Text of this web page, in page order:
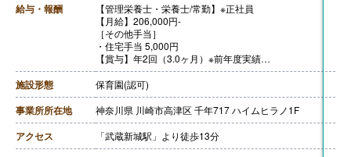
給与・報酬
【管理栄養士・栄養士/常勤】※正社員
【月給】206,000円-
［その他手当］
・住宅手当 5,000円
【賞与】年2回（3.0ヶ月）※前年度実績
【昇給】あり
【通勤手当】あり（上限20,000円まで）
【退職金】あり※勤続3年6ヶ月以上
施設形態 保育園(認可)
事業所所在地 神奈川県 川崎市高津区 千年717 ハイムヒラノ1F
アクセス 「武蔵新城駅」より徒歩13分